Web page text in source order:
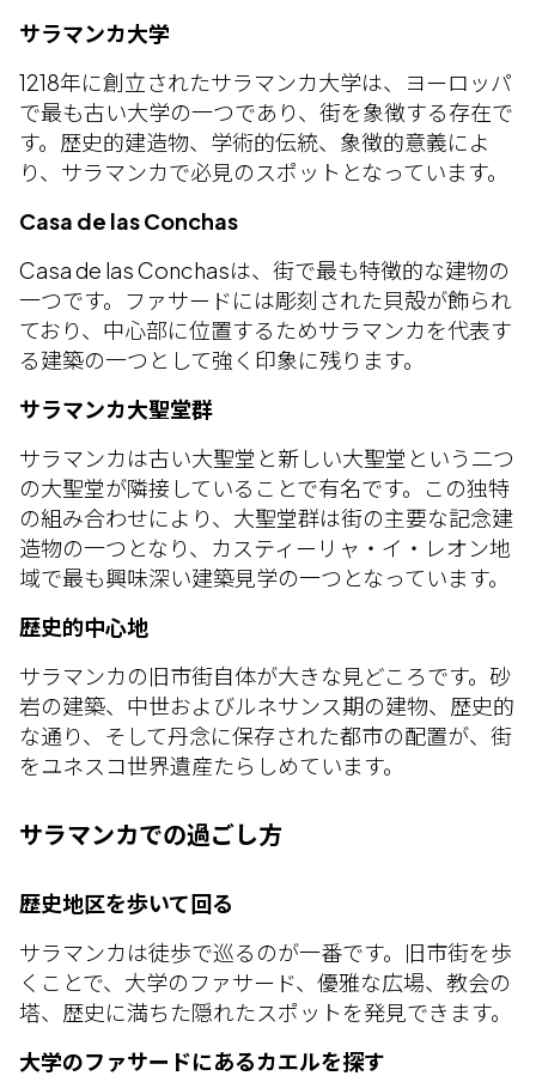
サラマンカ大学
1218年に創立されたサラマンカ大学は、ヨーロッパ
で最も古い大学の一つであり、街を象徴する存在で
す。歴史的建造物、学術的伝統、象徴的意義によ
り、サラマンカで必見のスポットとなっています。
Casa de las Conchas
Casa de las Conchasは、街で最も特徴的な建物の
一つです。ファサードには彫刻された貝殻が飾られ
ており、中心部に位置するためサラマンカを代表す
る建築の一つとして強く印象に残ります。
サラマンカ大聖堂群
サラマンカは古い大聖堂と新しい大聖堂という二つ
の大聖堂が隣接していることで有名です。この独特
の組み合わせにより、大聖堂群は街の主要な記念建
造物の一つとなり、カスティーリャ・イ・レオン地
域で最も興味深い建築見学の一つとなっています。
歴史的中心地
サラマンカの旧市街自体が大きな見どころです。砂
岩の建築、中世およびルネサンス期の建物、歴史的
な通り、そして丹念に保存された都市の配置が、街
をユネスコ世界遺産たらしめています。
サラマンカでの過ごし方
歴史地区を歩いて回る
サラマンカは徒歩で巡るのが一番です。旧市街を歩
くことで、大学のファサード、優雅な広場、教会の
塔、歴史に満ちた隠れたスポットを発見できます。
大学のファサードにあるカエルを探す